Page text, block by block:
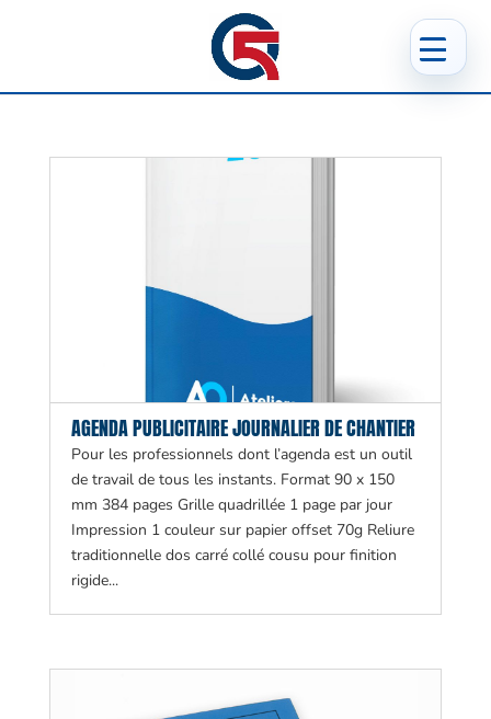
AGENDA PUBLICITAIRE JOURNALIER DE CHANTIER
Pour les professionnels dont l’agenda est un outil
de travail de tous les instants. Format 90 x 150
mm 384 pages Grille quadrillée 1 page par jour
Impression 1 couleur sur papier offset 70g Reliure
traditionnelle dos carré collé cousu pour finition
rigide...